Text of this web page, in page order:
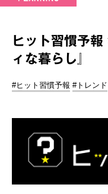
ヒット習慣予
ィな暮らし』
#ヒット習慣予報 #トレンド